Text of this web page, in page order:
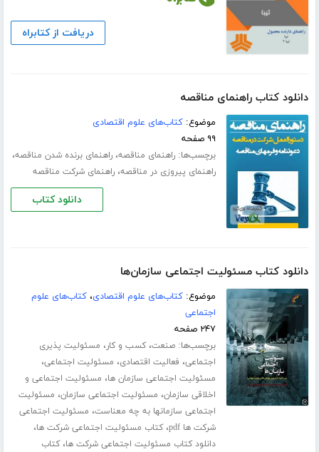
دریافت از کتابراه
دانلود کتاب راهنمای مناقصه
موضوع:کتاب‌های علوم اقتصادی
۹۹ صفحه
برچسب‌ها:راهنمای مناقصه،راهنمای برنده شدن مناقصه،
راهنمای پیروزی در مناقصه،راهنمای شرکت مناقصه
دانلود کتاب
دانلود کتاب مسئولیت اجتماعی سازمان‌ها
موضوع:کتاب‌های علوم اقتصادی،کتاب‌های علوم
اجتماعی
۲۴۷ صفحه
برچسب‌ها:صنعت،کسب و کار، مسئولیت پذیری
اجتماعی، فعالیت اقتصادی، مسئولیت اجتماعی،
مسئولیت اجتماعی سازمان ها، مسئولیت اجتماعی و
اخلاقی سازمان، مسئولیت اجتماعی سازمان، مسئولیت
اجتماعی سازمانها به چه معناست، مسئولیت اجتماعی
شرکت ها pdf
،کتاب مسئولیت اجتماعی شرکت ها،
دانلود کتاب مسئولیت اجتماعی شرکت ها،کتاب